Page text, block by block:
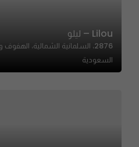
Lilou – ليلو
السعودية